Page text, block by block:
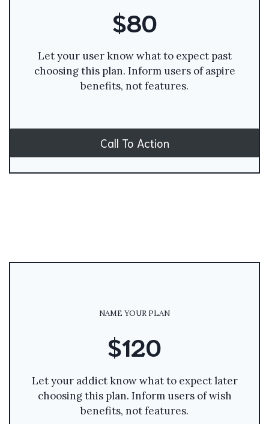
$80
Let your user know what to expect past
choosing this plan. Inform users of aspire
benefits, not features.
Call To Action
NAME YOUR PLAN
$120
Let your addict know what to expect later
choosing this plan. Inform users of wish
benefits, not features.